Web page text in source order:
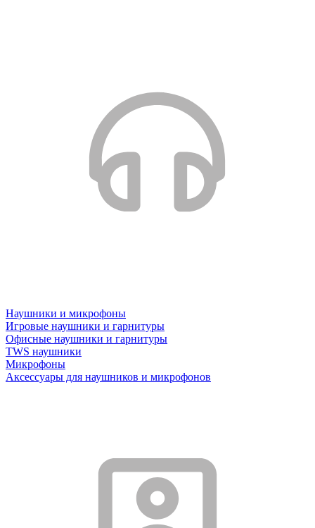
Наушники и микрофоны
Игровые наушники и гарнитуры
Офисные наушники и гарнитуры
TWS наушники
Микрофоны
Аксессуары для наушников и микрофонов